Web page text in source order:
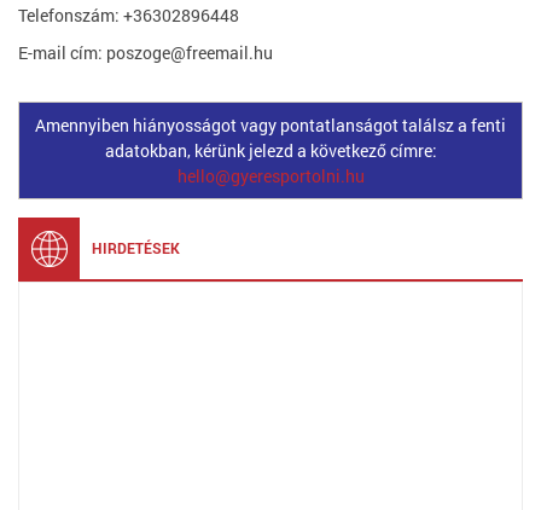
Telefonszám: +36302896448
E-mail cím: poszoge@freemail.hu
Amennyiben hiányosságot vagy pontatlanságot találsz a fenti
adatokban, kérünk jelezd a következő címre:
hello@gyeresportolni.hu
HIRDETÉSEK